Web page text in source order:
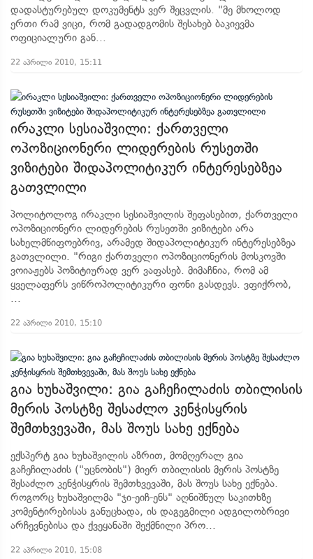
დადასტურებულ დოკუმენტს ვერ შეცვლის. "მე მხოლოდ
ერთი რამ ვიცი, რომ გადადგომის შესახებ ბაკიევმა
ოფიციალური გან...
22 აპრილი 2010, 15:11
ირაკლი სესიაშვილი: ქართველი
ოპოზიციონერი ლიდერების რუსეთში
ვიზიტები შიდაპოლიტიკურ ინტერესებზეა
გათვლილი
პოლიტოლოგ ირაკლი სესიაშვილის შეფასებით, ქართველი
ოპოზიციონერი ლიდერების რუსეთში ვიზიტები არა
სახელმწიფოებრივ, არამედ შიდაპოლიტიკურ ინტერესებზეა
გათვლილი. "რიგი ქართველი ოპოზიციონერის მოსკოვში
ვოიაჟებს პოზიტიურად ვერ ვაფასებ. მიმაჩნია, რომ ამ
ყველაფერს ვიწროპოლიტიკური ფონი გასდევს. ვფიქრობ,
...
22 აპრილი 2010, 15:10
გია ხუხაშვილი: გია გაჩეჩილაძის თბილისის
მერის პოსტზე შესაძლო კენჭისყრის
შემთხვევაში, მას შოუს სახე ექნება
ექსპერტ გია ხუხაშვილის აზრით, მომღერალ გია
გაჩეჩილაძის ("უცნობის") მიერ თბილისის მერის პოსტზე
შესაძლო კენჭისყრის შემთხვევაში, მას შოუს სახე ექნება.
როგორც ხუხაშვილმა "ჯი-ეიჩ-ენს" აღნიშნულ საკითხზე
კომენტირებისას განუცხადა, ის დაგეგმილი ადგილობრივი
არჩევნებისა და ქვეყანაში შექმნილი პრო...
22 აპრილი 2010, 15:08